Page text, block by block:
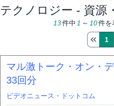
テクノロジー - 資源
13件中 1 ～ 10件を
1
マル激トーク・オン・
33回分
ビデオニュース・ドットコム